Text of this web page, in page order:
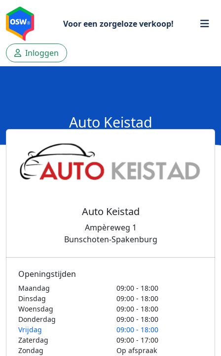
Voor een zorgeloze verkoop!
Inloggen
Auto Keistad
Auto Keistad
Ampèreweg 1
Bunschoten-Spakenburg
Openingstijden
Maandag
09:00 - 18:00
Dinsdag
09:00 - 18:00
Woensdag
09:00 - 18:00
Donderdag
09:00 - 18:00
Vrijdag
09:00 - 18:00
Zaterdag
09:00 - 17:00
Zondag
Op afspraak